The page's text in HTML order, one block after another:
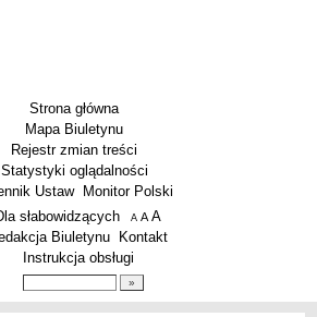
Strona główna
Mapa Biuletynu
Rejestr zmian treści
Statystyki oglądalności
Ustaw
Monitor Polski
dodatkowe
słabowidzących A pomniejsz czcionkę
A standardowy rozmiar czcionki
A
Biuletynu
Kontakt
Instrukcja obsługi